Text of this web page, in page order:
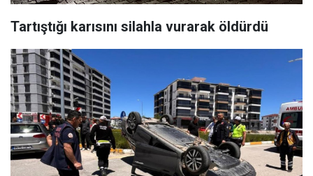
Tartıştığı karısını silahla vurarak öldürdü